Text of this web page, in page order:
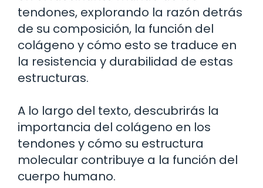
tendones, explorando la razón detrás
de su composición, la función del
colágeno y cómo esto se traduce en
la resistencia y durabilidad de estas
estructuras.
A lo largo del texto, descubrirás la
importancia del colágeno en los
tendones y cómo su estructura
molecular contribuye a la función del
cuerpo humano.